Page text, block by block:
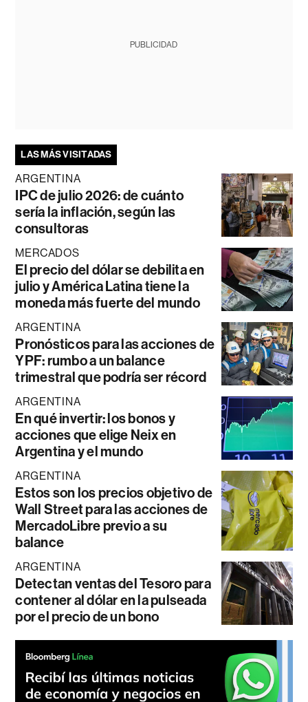
PUBLICIDAD
LAS MÁS VISITADAS
ARGENTINA
IPC de julio 2026: de cuánto
sería la inflación, según las
consultoras
MERCADOS
El precio del dólar se debilita en
julio y América Latina tiene la
moneda más fuerte del mundo
ARGENTINA
Pronósticos para las acciones de
YPF: rumbo a un balance
trimestral que podría ser récord
ARGENTINA
En qué invertir: los bonos y
acciones que elige Neix en
Argentina y el mundo
ARGENTINA
Estos son los precios objetivo de
Wall Street para las acciones de
MercadoLibre previo a su
balance
ARGENTINA
Detectan ventas del Tesoro para
contener al dólar en la pulseada
por el precio de un bono